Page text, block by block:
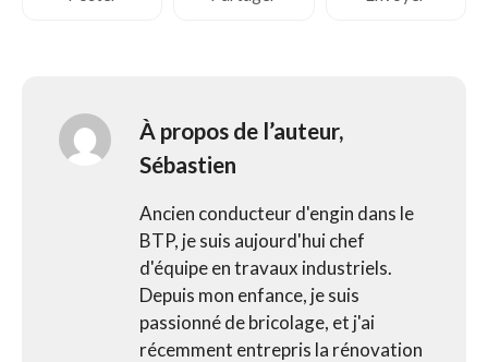
À propos de l’auteur,
Sébastien
Ancien conducteur d'engin dans le
BTP, je suis aujourd'hui chef
d'équipe en travaux industriels.
Depuis mon enfance, je suis
passionné de bricolage, et j'ai
récemment entrepris la rénovation